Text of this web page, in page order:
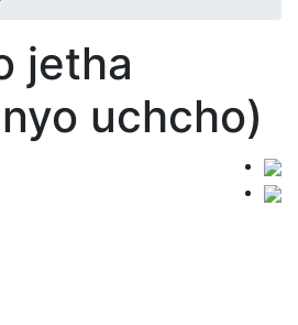
jetha
uchcho)